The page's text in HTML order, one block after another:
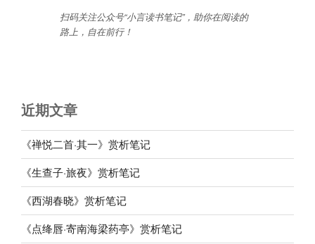
扫码关注公众号“小言读书笔记”，助你在阅读的
路上，自在前行！
近期文章
《禅悦二首·其一》赏析笔记
《生查子·旅夜》赏析笔记
《西湖春晓》赏析笔记
《点绛唇·寄南海梁药亭》赏析笔记